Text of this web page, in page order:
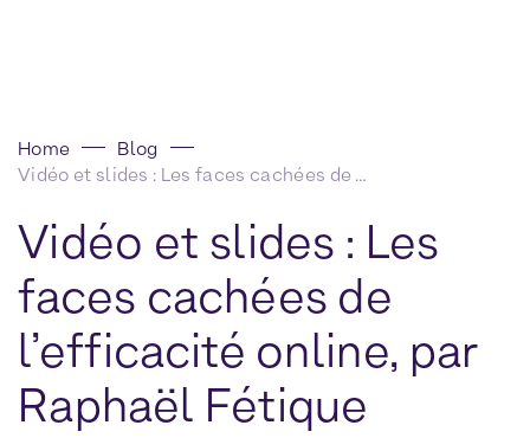
Home
Blog
Vidéo et slides : Les faces cachées de l’efficacité online, par Raphaël Fétique
Vidéo et slides : Les
faces cachées de
l’efficacité online, par
Raphaël Fétique